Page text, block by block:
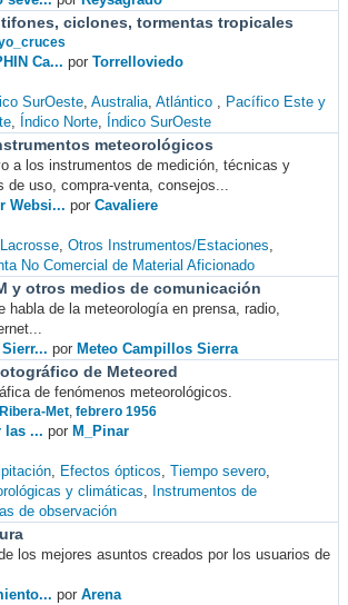
tifones, ciclones, tormentas tropicales
Ca... por Torrelloviedo
SurOeste Australia Atlántico
Pacífico Este y
Índico Norte Índico SurOeste
meteorológicos
a los instrumentos de medición, técnicas y
de uso, compra-venta, consejos...
Websi... por Cavaliere
Lacrosse Otros Instrumentos/Estaciones
No Comercial de Material Aficionado
y otros medios de comunicación
habla de la meteorología en prensa, radio,
por Meteo Campillos Sierra
de Meteored
de fenómenos meteorológicos.
Ribera-Met, febrero 1956
las ... por M_Pinar
Efectos ópticos Tiempo severo
y climáticas
Instrumentos de
de observación
los mejores asuntos creados por los usuarios de
por Arena